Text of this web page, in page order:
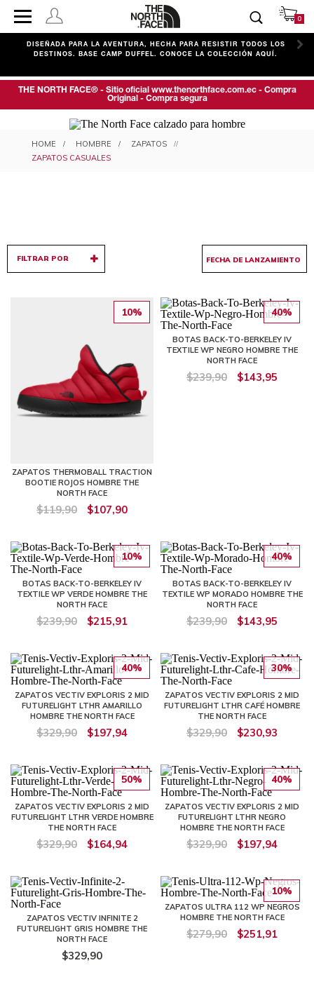
0
DISEÑADA PARA LA AVENTURA, HECHA PARA RESISTIR TODOS LOS
DESTINOS. BASE CAMP DUFFEL. CONOCE LA COLECCIÓN AQUÍ.
THE NORTH FACE® - Sitio oficial www.thenorthface.com.ec - Compra
Original - Compra segura
ZAPATOS CASUALES PARA
HOMBRE
ZAPATOS
ZAPATOS CASUALES
FILTRAR POR
10%
ZAPATOS THERMOBALL TRACTION
BOOTIE ROJOS HOMBRE THE
NORTH FACE
$119,90 $107,90
40%
BOTAS BACK-TO-BERKELEY IV
TEXTILE WP NEGRO HOMBRE THE
NORTH FACE
$239,90 $143,95
10%
BOTAS BACK-TO-BERKELEY IV
TEXTILE WP VERDE HOMBRE THE
NORTH FACE
$239,90 $215,91
40%
BOTAS BACK-TO-BERKELEY IV
TEXTILE WP MORADO HOMBRE THE
NORTH FACE
$239,90 $143,95
40%
ZAPATOS VECTIV EXPLORIS 2 MID
FUTURELIGHT LTHR AMARILLO
HOMBRE THE NORTH FACE
$329,90 $197,94
30%
ZAPATOS VECTIV EXPLORIS 2 MID
FUTURELIGHT LTHR CAFÉ HOMBRE
THE NORTH FACE
$329,90 $230,93
50%
ZAPATOS VECTIV EXPLORIS 2 MID
FUTURELIGHT LTHR VERDE HOMBRE
THE NORTH FACE
$329,90 $164,94
40%
ZAPATOS VECTIV EXPLORIS 2 MID
FUTURELIGHT LTHR NEGRO
HOMBRE THE NORTH FACE
$329,90 $197,94
ZAPATOS VECTIV INFINITE 2
FUTURELIGHT GRIS HOMBRE THE
NORTH FACE
$329,90
10%
ZAPATOS ULTRA 112 WP NEGROS
HOMBRE THE NORTH FACE
$279,90 $251,91